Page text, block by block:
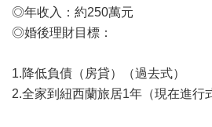
◎年收入：約250萬元
◎婚後理財目標：
1.降低負債（房貸）（過去式）
2.全家到紐西蘭旅居1年（現在進